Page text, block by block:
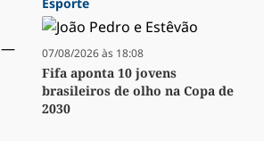
07/08/2026 às 18:08
Fifa aponta 10 jovens
brasileiros de olho na Copa de
2030